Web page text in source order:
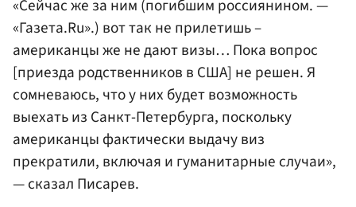
«Сейчас же за ним (погибшим россиянином. —
«Газета.Ru».) вот так не прилетишь –
американцы же не дают визы… Пока вопрос
[приезда родственников в США] не решен. Я
сомневаюсь, что у них будет возможность
выехать из Санкт-Петербурга, поскольку
американцы фактически выдачу виз
прекратили, включая и гуманитарные случаи»,
— сказал Писарев.